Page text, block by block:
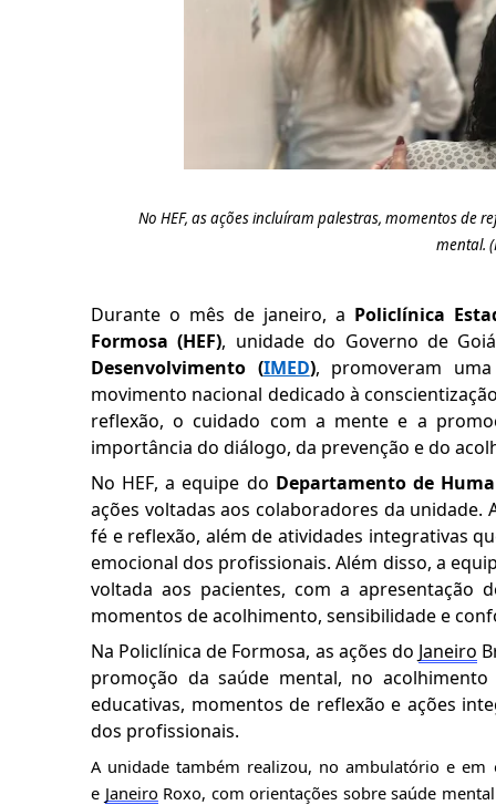
No HEF, asaçõesincluíram palestras, momentos de
mental.
Durante o mês de janeiro, a Policlínica
Formosa (HEF), unidade do Governo de
Desenvolvimento (IMED), promoveram
movimento nacional dedicado à
reflexão, o cuidado com a mente e a
importância do diálogo, da prevenção e do
No HEF, a equipe do Departamento de
ações voltadas aos colaboradores da
fé e reflexão, além de atividades integrativas
emocional dos profissionais. Além disso, a
voltada aos pacientes, com a apresentação
momentos de acolhimento, sensibilidade e
Na Policlínica de Formosa, as ações do Janeiro
promoção da saúde mental, no
educativas, momentos de reflexão e ações
dos profissionais.
A unidade também realizou, no ambulatório e em
e Janeiro Roxo, com orientações sobre saúde